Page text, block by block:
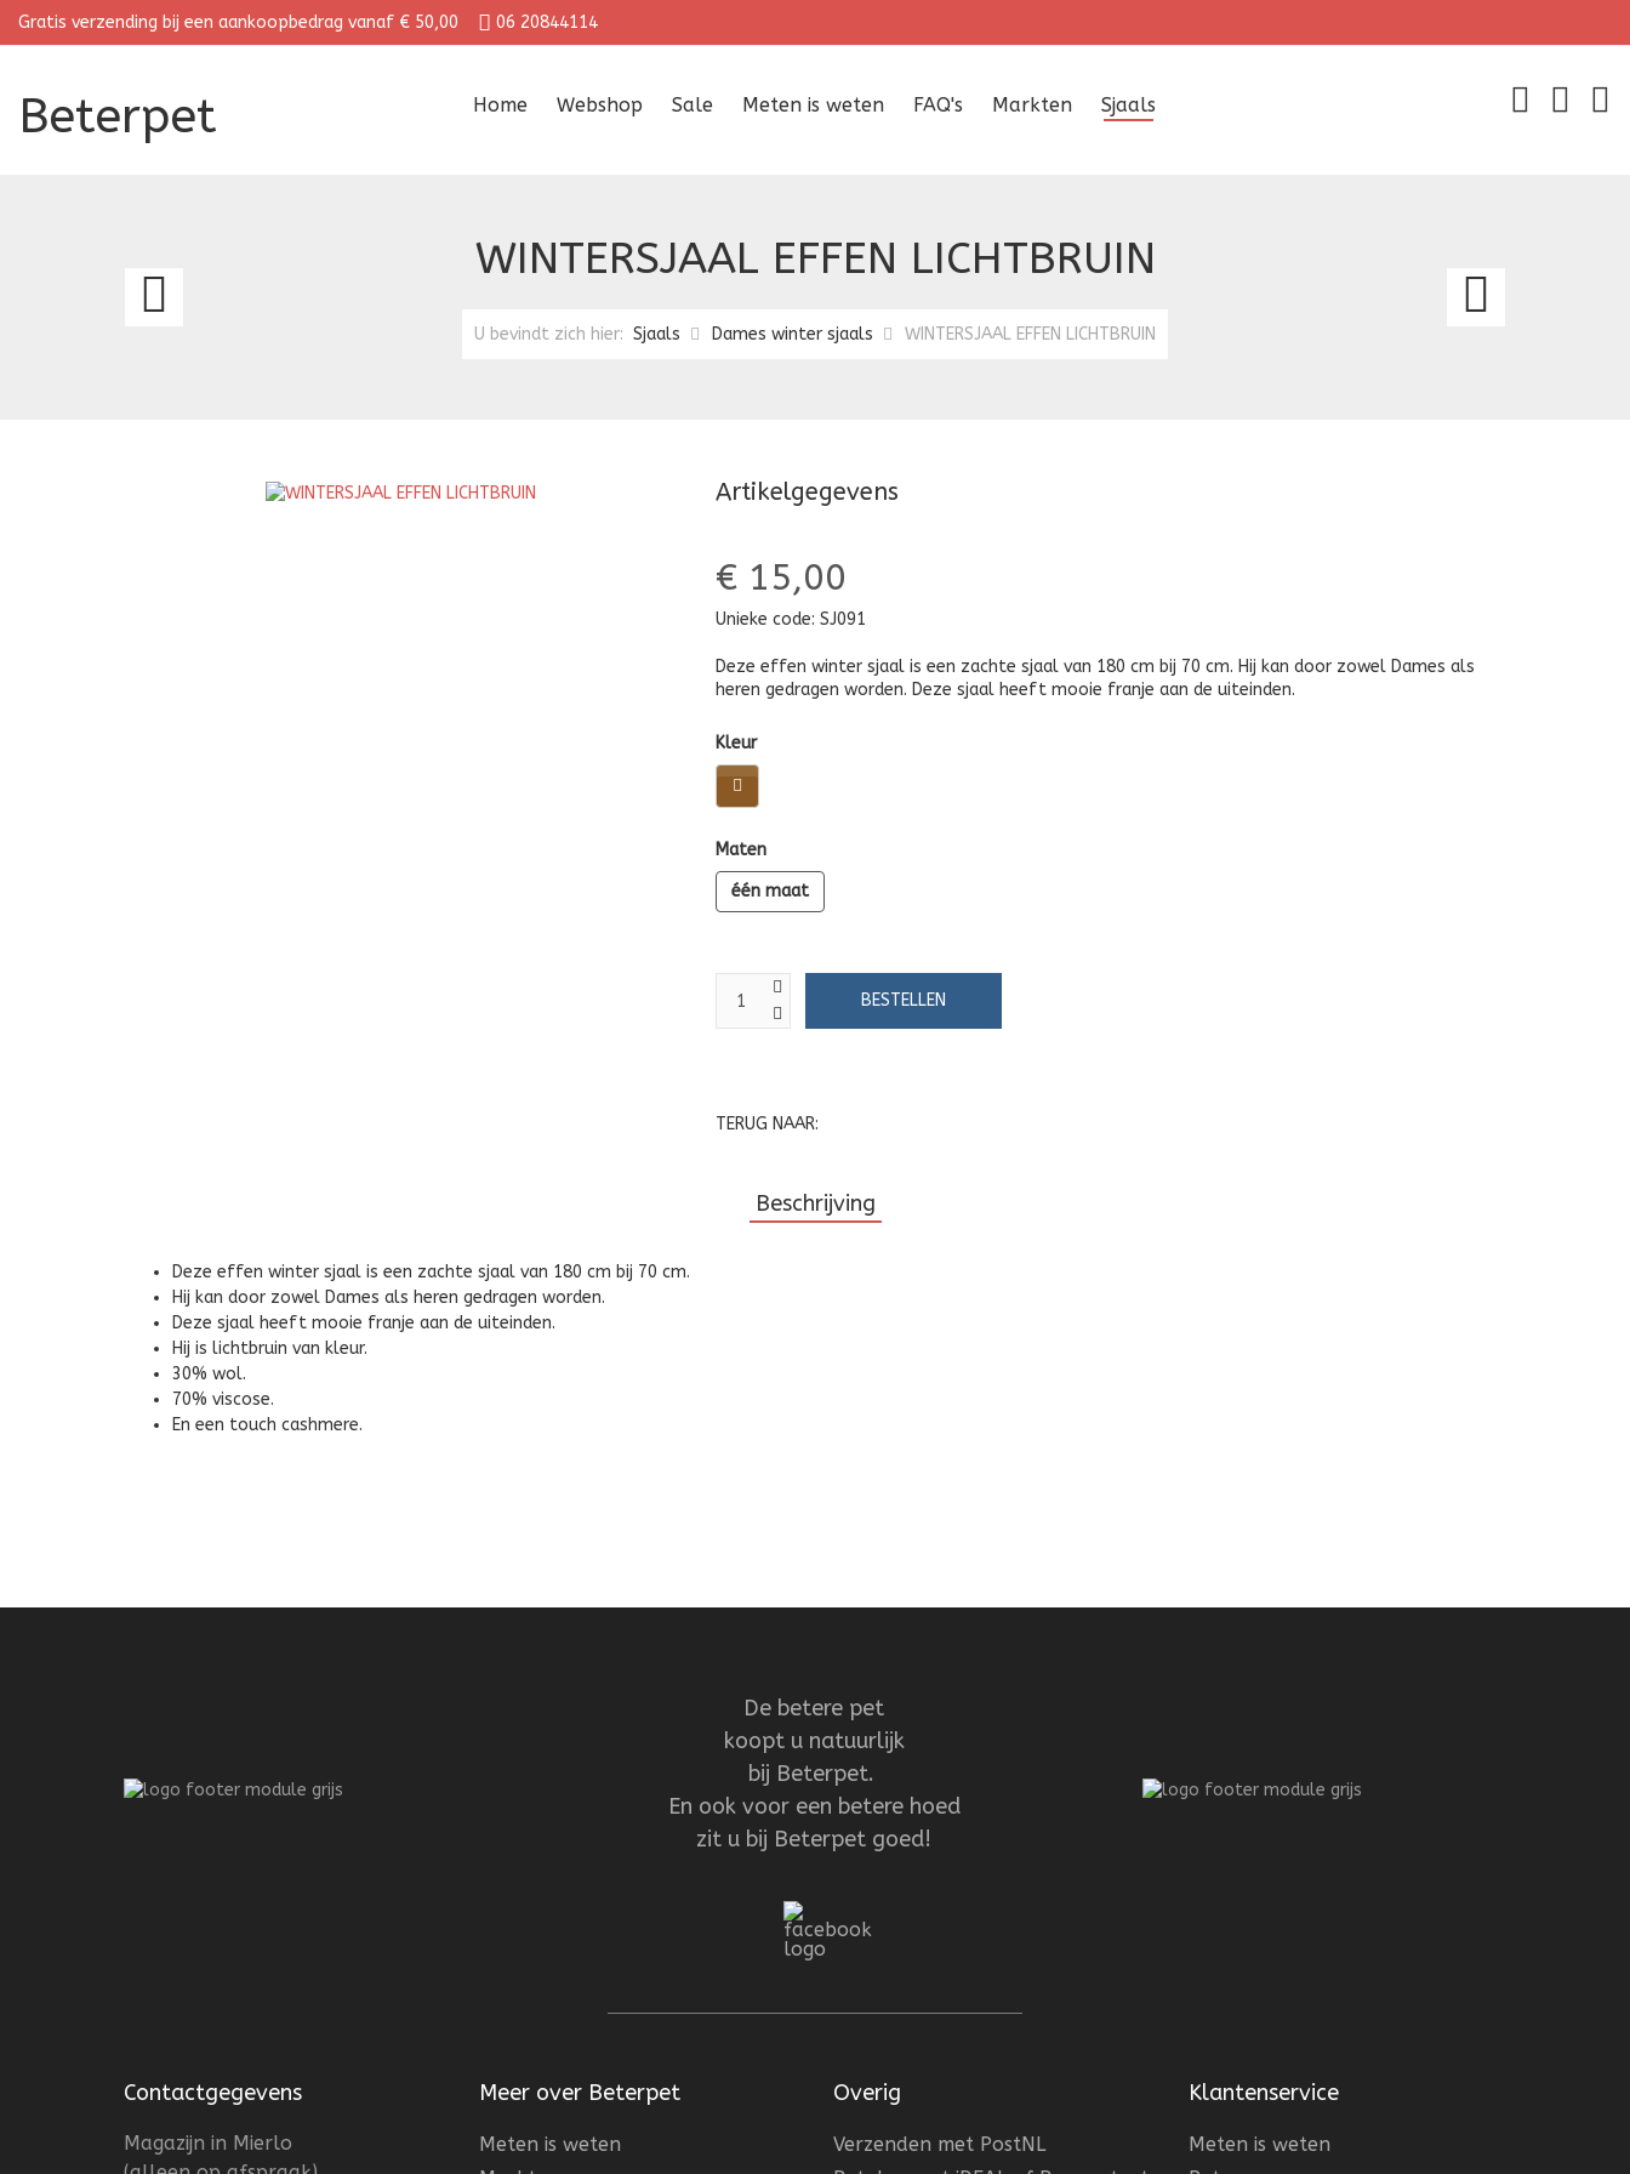
Gratis verzending bij een aankoopbedrag vanaf € 50,00 06 20844114
Beterpet Home Webshop Sale Meten is weten FAQ's Markten Sjaals
WINTERSJAAL EFFEN LICHTBRUIN
U bevindt zich hier: Sjaals Dames winter sjaals WINTERSJAAL EFFEN LICHTBRUIN
Artikelgegevens
€ 15,00
Unieke code: SJ091
Deze effen winter sjaal is een zachte sjaal van 180 cm bij 70 cm. Hij kan door zowel Dames als
heren gedragen worden. Deze sjaal heeft mooie franje aan de uiteinden.
Kleur
Maten
één maat
TERUG NAAR:
Beschrijving
Deze effen winter sjaal is een zachte sjaal van 180 cm bij 70 cm.
Hij kan door zowel Dames als heren gedragen worden.
Deze sjaal heeft mooie franje aan de uiteinden.
Hij is lichtbruin van kleur.
30% wol.
70% viscose.
En een touch cashmere.
De betere pet
koopt u natuurlijk
bij Beterpet.
En ook voor een betere hoed
zit u bij Beterpet goed!
Contactgegevens
Magazijn in Mierlo
Meer over Beterpet
Meten is weten
Overig
Verzenden met PostNL
Klantenservice
Meten is weten